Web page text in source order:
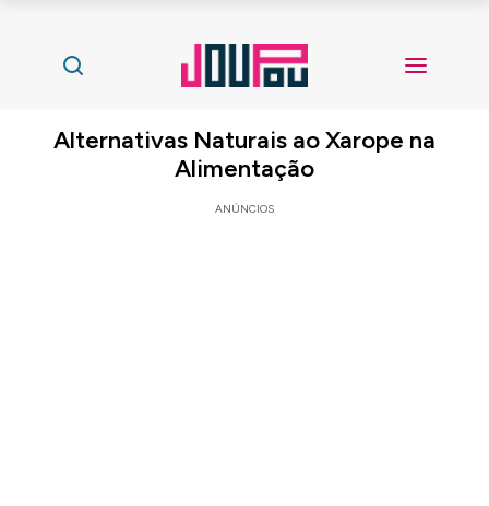
Alternativas Naturais ao Xarope na
Alimentação
ANÚNCIOS